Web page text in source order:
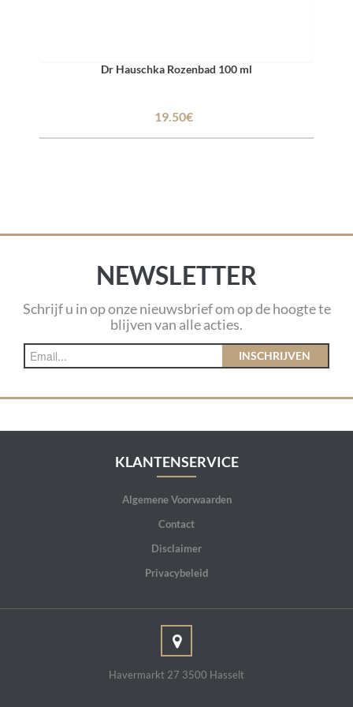
Dr Hauschka Rozenbad 100 ml
19.50€
NEWSLETTER
Schrijf u in op onze nieuwsbrief om op de hoogte te
blijven van alle acties.
INSCHRIJVEN
KLANTENSERVICE
Algemene Voorwaarden
Contact
Disclaimer
Privacybeleid
Havermarkt 27 3500 Hasselt